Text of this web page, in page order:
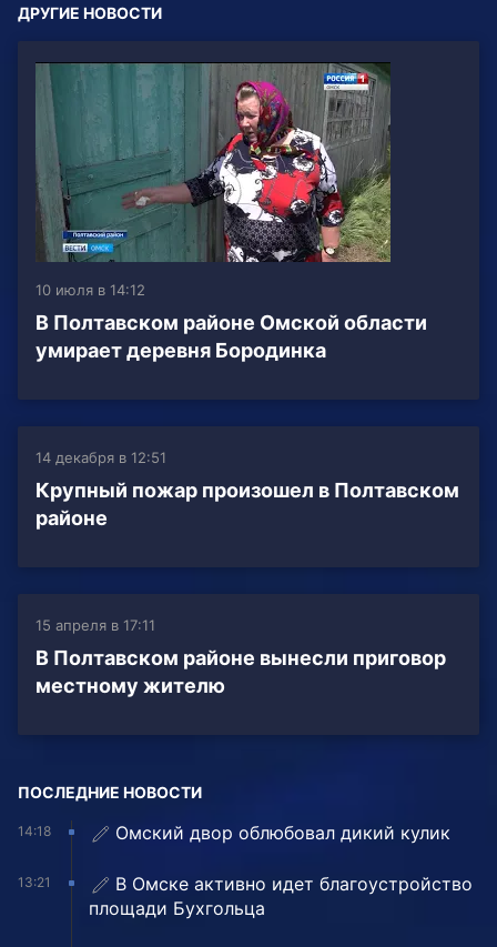
ДРУГИЕ НОВОСТИ
10 июля в 14:12
В Полтавском районе Омской области
умирает деревня Бородинка
14 декабря в 12:51
Крупный пожар произошел в Полтавском
районе
15 апреля в 17:11
В Полтавском районе вынесли приговор
местному жителю
ПОСЛЕДНИЕ НОВОСТИ
14:18 Омский двор облюбовал дикий кулик
13:21
В Омске активно идет благоустройство
площади Бухгольца